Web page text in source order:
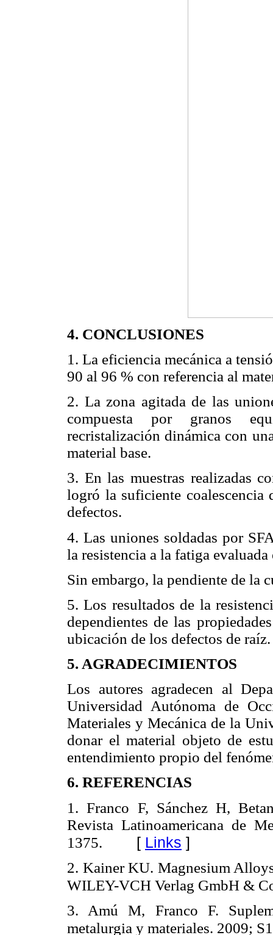
4. CONCLUSIONES
1. La eficiencia mecánica a
90 al 96 % con referencia al
2. La zona agitada de las
compuesta por granos
recristalización dinámica con
material base.
3. En las muestras realizadas
logró la suficiente
defectos.
4. Las uniones soldadas por
la resistencia a la fatiga
Sin embargo, la pendiente de la
5. Los resultados de la
dependientes de las
ubicación de los defectos de raíz.
5. AGRADECIMIENTOS
Los autores agradecen al
Universidad Autónoma de
Materiales y Mecánica de la
donar el material objeto de
entendimiento propio del
6. REFERENCIAS
1. Franco F, Sánchez H,
Revista Latinoamericana de
1375. [ Links ]
2. Kainer KU. Magnesium
WILEY-VCH Verlag GmbH &
3. Amú M, Franco F.
metalurgia y materiales. 2009;